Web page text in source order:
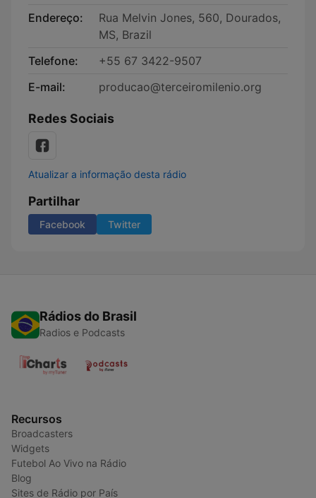
Endereço:
Rua Melvin Jones, 560, Dourados,
MS, Brazil
Telefone:
+55 67 3422-9507
E-mail:
producao@terceiromilenio.org
Redes Sociais
Atualizar a informação desta rádio
Partilhar
Facebook Twitter
Rádios do Brasil
Radios e Podcasts
Recursos
Broadcasters
Widgets
Futebol Ao Vivo na Rádio
Blog
Sites de Rádio por País